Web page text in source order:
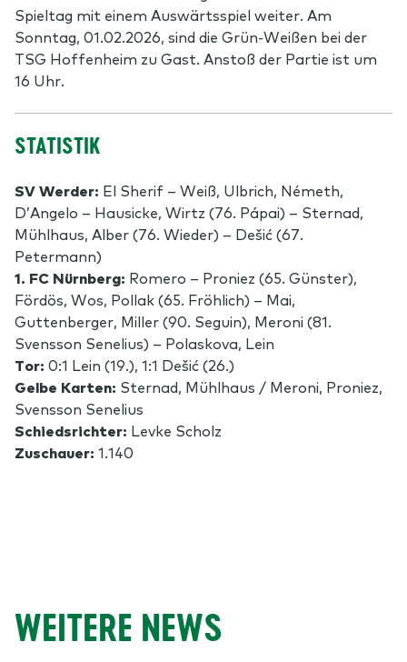
Spieltag mit einem Auswärtsspiel weiter. Am
Sonntag, 01.02.2026, sind die Grün-Weißen bei der
TSG Hoffenheim zu Gast. Anstoß der Partie ist um
16 Uhr.
STATISTIK
SV Werder: El Sherif – Weiß, Ulbrich, Németh,
D’Angelo – Hausicke, Wirtz (76. Pápai) – Sternad,
Mühlhaus, Alber (76. Wieder) – Dešić (67.
Petermann)
1. FC Nürnberg: Romero – Proniez (65. Günster),
Fördös, Wos, Pollak (65. Fröhlich) – Mai,
Guttenberger, Miller (90. Seguin), Meroni (81.
Svensson Senelius) – Polaskova, Lein
Tor: 0:1 Lein (19.), 1:1 Dešić (26.)
Gelbe Karten: Sternad, Mühlhaus / Meroni, Proniez,
Svensson Senelius
Schiedsrichter: Levke Scholz
Zuschauer: 1.140
WEITERE NEWS